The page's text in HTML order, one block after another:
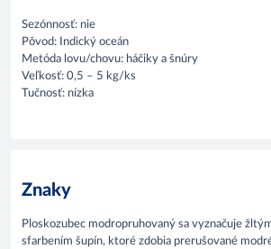
Sezónnosť: nie
Pôvod: Indický oceán
Metóda lovu/chovu: háčiky a šnúry
Veľkosť: 0,5 – 5 kg/ks
Tučnosť: nízka
Znaky
Ploskozubec modropruhovaný sa vyznačuje
sfarbením šupín, ktoré zdobia prerušované